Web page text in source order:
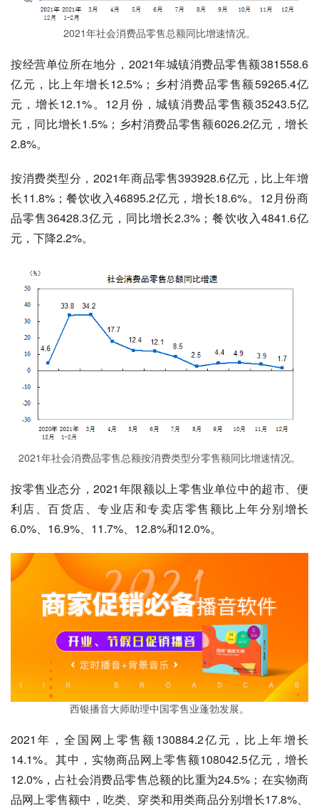
2021年社会消费品零售总额同比增速情况。
按经营单位所在地分，2021年城镇消费品零售额381558.6
亿元，比上年增长12.5%；乡村消费品零售额59265.4亿
元，增长12.1%。12月份，城镇消费品零售额35243.5亿
元，同比增长1.5%；乡村消费品零售额6026.2亿元，增长
2.8%。
按消费类型分，2021年商品零售393928.6亿元，比上年增
长11.8%；餐饮收入46895.2亿元，增长18.6%。12月份商
品零售36428.3亿元，同比增长2.3%；餐饮收入4841.6亿
元，下降2.2%。
2021年社会消费品零售总额按消费类型分零售额同比增速情况。
按零售业态分，2021年限额以上零售业单位中的超市、便
利店、百货店、专业店和专卖店零售额比上年分别增长
6.0%、16.9%、11.7%、12.8%和12.0%。
西银播音大师助理中国零售业蓬勃发展。
2021年，全国网上零售额130884.2亿元，比上年增长
14.1%。其中，实物商品网上零售额108042.5亿元，增长
12.0%，占社会消费品零售总额的比重为24.5%；在实物商
品网上零售额中，吃类、穿类和用类商品分别增长17.8%、